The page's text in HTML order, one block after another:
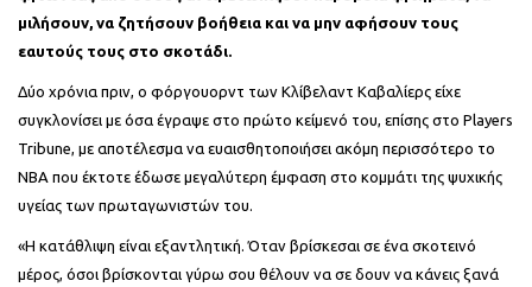
μιλήσουν, να ζητήσουν βοήθεια και να μην αφήσουν τους
εαυτούς τους στο σκοτάδι.
Δύο χρόνια πριν, ο φόργουορντ των Κλίβελαντ Καβαλίερς είχε
συγκλονίσει με όσα έγραψε στο πρώτο κείμενό του, επίσης στο Players
Tribune, με αποτέλεσμα να ευαισθητοποιήσει ακόμη περισσότερο το
ΝΒΑ που έκτοτε έδωσε μεγαλύτερη έμφαση στο κομμάτι της ψυχικής
υγείας των πρωταγωνιστών του.
«Η κατάθλιψη είναι εξαντλητική. Όταν βρίσκεσαι σε ένα σκοτεινό
μέρος, όσοι βρίσκονται γύρω σου θέλουν να σε δουν να κάνεις ξανά